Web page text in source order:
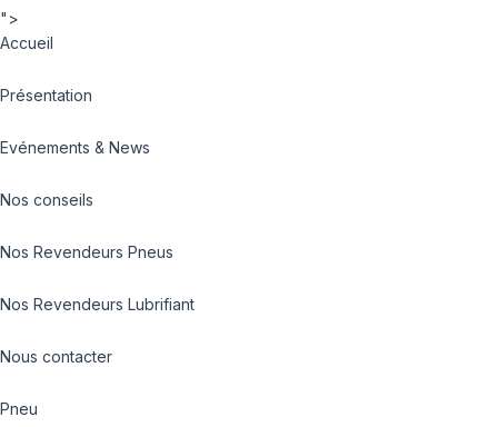
">
Accueil
Présentation
Evénements & News
Nos conseils
Nos Revendeurs Pneus
Nos Revendeurs Lubrifiant
Nous contacter
Pneu